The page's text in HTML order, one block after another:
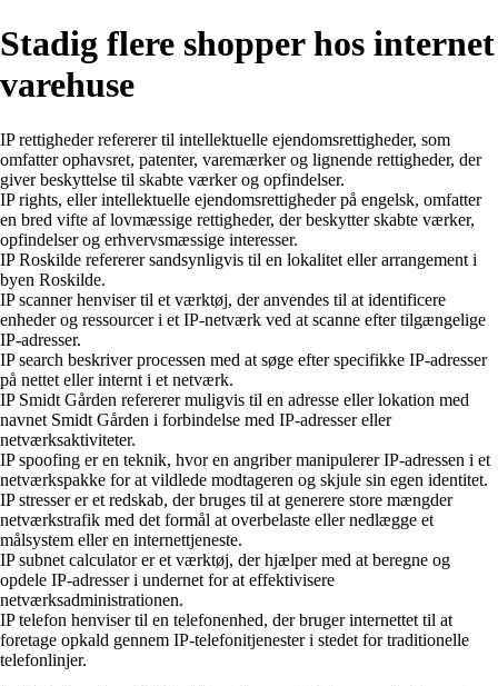
Stadig flere shopper hos internet
varehuse
IP rettigheder refererer til intellektuelle ejendomsrettigheder, som
omfatter ophavsret, patenter, varemærker og lignende rettigheder, der
giver beskyttelse til skabte værker og opfindelser.
IP rights, eller intellektuelle ejendomsrettigheder på engelsk, omfatter
en bred vifte af lovmæssige rettigheder, der beskytter skabte værker,
opfindelser og erhvervsmæssige interesser.
IP Roskilde refererer sandsynligvis til en lokalitet eller arrangement i
byen Roskilde.
IP scanner henviser til et værktøj, der anvendes til at identificere
enheder og ressourcer i et IP-netværk ved at scanne efter tilgængelige
IP-adresser.
IP search beskriver processen med at søge efter specifikke IP-adresser
på nettet eller internt i et netværk.
IP Smidt Gården refererer muligvis til en adresse eller lokation med
navnet Smidt Gården i forbindelse med IP-adresser eller
netværksaktiviteter.
IP spoofing er en teknik, hvor en angriber manipulerer IP-adressen i et
netværkspakke for at vildlede modtageren og skjule sin egen identitet.
IP stresser er et redskab, der bruges til at generere store mængder
netværkstrafik med det formål at overbelaste eller nedlægge et
målsystem eller en internettjeneste.
IP subnet calculator er et værktøj, der hjælper med at beregne og
opdele IP-adresser i undernet for at effektivisere
netværksadministrationen.
IP telefon henviser til en telefonenhed, der bruger internettet til at
foretage opkald gennem IP-telefonitjenester i stedet for traditionelle
telefonlinjer.